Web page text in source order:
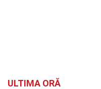
ULTIMA ORĂ